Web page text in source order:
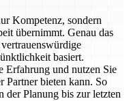
Kompetenz, sondern
übernimmt. Genau das
basiert.
Erfahrung und nutzen Sie
Partner bieten kann. So
Planung bis zur letzten